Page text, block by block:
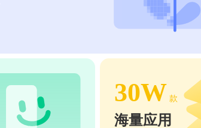
30W 款
海量应用